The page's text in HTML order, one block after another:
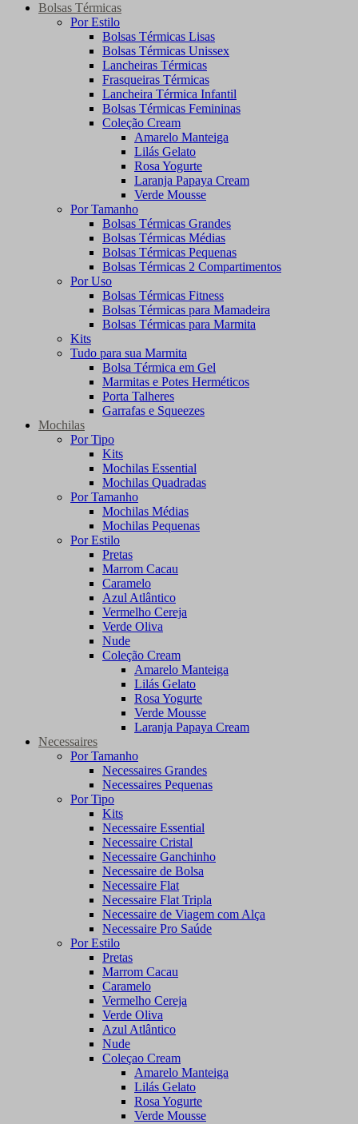
Bolsas Térmicas
Por Estilo
Bolsas Térmicas Lisas
Bolsas Térmicas Unissex
Lancheiras Térmicas
Frasqueiras Térmicas
Lancheira Térmica Infantil
Bolsas Térmicas Femininas
Coleção Cream
Amarelo Manteiga
Lilás Gelato
Rosa Yogurte
Laranja Papaya Cream
Verde Mousse
Por Tamanho
Bolsas Térmicas Grandes
Bolsas Térmicas Médias
Bolsas Térmicas Pequenas
Bolsas Térmicas 2 Compartimentos
Por Uso
Bolsas Térmicas Fitness
Bolsas Térmicas para Mamadeira
Bolsas Térmicas para Marmita
Kits
Tudo para sua Marmita
Bolsa Térmica em Gel
Marmitas e Potes Herméticos
Porta Talheres
Garrafas e Squeezes
Mochilas
Por Tipo
Kits
Mochilas Essential
Mochilas Quadradas
Por Tamanho
Mochilas Médias
Mochilas Pequenas
Por Estilo
Pretas
Marrom Cacau
Caramelo
Azul Atlântico
Vermelho Cereja
Verde Oliva
Nude
Coleção Cream
Amarelo Manteiga
Lilás Gelato
Rosa Yogurte
Verde Mousse
Laranja Papaya Cream
Necessaires
Por Tamanho
Necessaires Grandes
Necessaires Pequenas
Por Tipo
Kits
Necessaire Essential
Necessaire Cristal
Necessaire Ganchinho
Necessaire de Bolsa
Necessaire Flat
Necessaire Flat Tripla
Necessaire de Viagem com Alça
Necessaire Pro Saúde
Por Estilo
Pretas
Marrom Cacau
Caramelo
Vermelho Cereja
Verde Oliva
Azul Atlântico
Nude
Coleçao Cream
Amarelo Manteiga
Lilás Gelato
Rosa Yogurte
Verde Mousse